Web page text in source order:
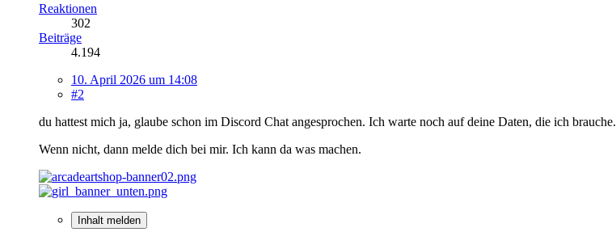
Reaktionen
302
Beiträge
4.194
10. April 2026 um 14:08
#2
du hattest mich ja, glaube schon im Discord Chat angesprochen. Ich warte noch auf deine Daten, die ich brauche.
Wenn nicht, dann melde dich bei mir. Ich kann da was machen.
Inhalt melden